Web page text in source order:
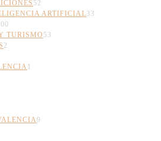
52
ARTIFICIAL33
TURISMO 53
2
1
9